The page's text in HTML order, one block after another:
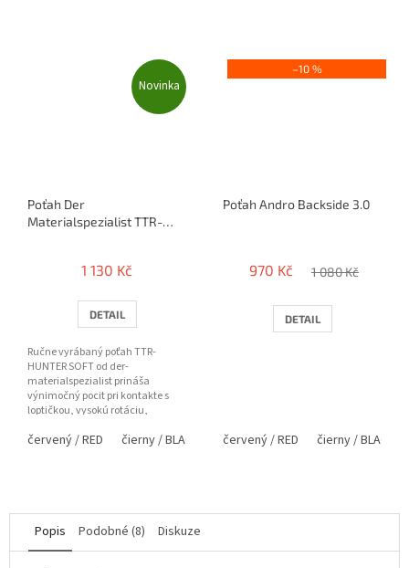
Novinka
Poťah Der
Materialspezialist TTR-
1 130 Kč
DETAIL
Ručne vyrábaný poťah TTR-
HUNTER SOFT od der-
materialspezialist prináša
výnimočný pocit pri kontakte s
loptičkou, vysokú rotáciu,
tvrdosť —...
červený / RED čierny / BLACK fialová / PURPLE
–10 %
Poťah Andro Backside 3.0
970 Kč 1 080 Kč
DETAIL
červený / RED čierny / BLACK
Popis Podobné (8) Diskuze